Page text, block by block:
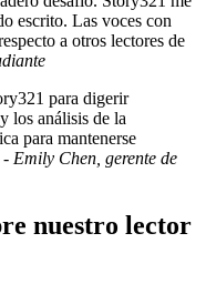
escrito. Las voces con
a otros lectores de
para digerir
los análisis de la
para mantenerse
- Emily Chen, gerente de
nuestro lector